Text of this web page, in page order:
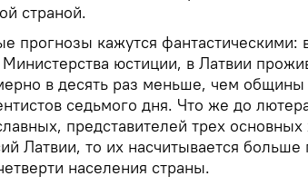
страной.
прогнозы кажутся фантастическими:
юстиции, в Латвии
в десять раз меньше, чем общины
седьмого дня. Что же до
представителей трех основных
Латвии, то их насчитывается
населения страны.